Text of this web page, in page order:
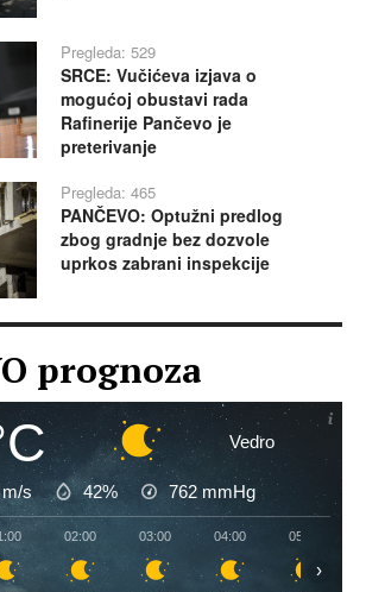
Pregleda: 529
SRCE: Vučićeva izjava o
mogućoj obustavi rada
Rafinerije Pančevo je
preterivanje
Pregleda: 465
PANČEVO: Optužni predlog
zbog gradnje bez dozvole
uprkos zabrani inspekcije
prognoza
Vedro
s 42% 762 mmHg
02:00 03:00 04:00 05:00
›